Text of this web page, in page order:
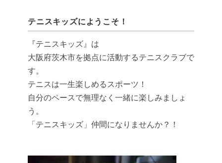
テニスキッズにようこそ！
『テニスキッズ』は
大阪府茨木市を拠点に活動するテニスクラブで
す。
テニスは一生楽しめるスポーツ！
自分のペースで無理なく一緒に楽しみましょ
う。
「テニスキッズ」仲間になりませんか？！